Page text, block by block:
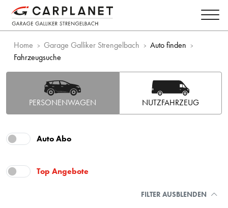
Home Garage Galliker Strengelbach
Auto finden
Fahrzeugsuche
PERSONENWAGEN NUTZFAHRZEUG
Auto Abo
Top Angebote
FILTER AUSBLENDEN